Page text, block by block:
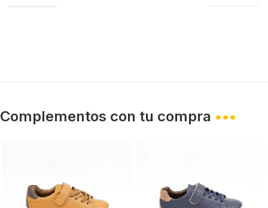
Complementos con tu compra •••